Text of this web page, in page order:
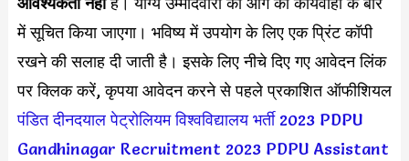
में सूचित किया जाएगा। भविष्य में उपयोग के लिए एक प्रिंट कॉपी
रखने की सलाह दी जाती है। इसके लिए नीचे दिए गए आवेदन लिंक
पर क्लिक करें, कृपया आवेदन करने से पहले प्रकाशित ऑफीशियल
पंडित दीनदयाल पेट्रोलियम विश्वविद्यालय भर्ती 2023 PDPU
Gandhinagar Recruitment 2023 PDPU Assistant